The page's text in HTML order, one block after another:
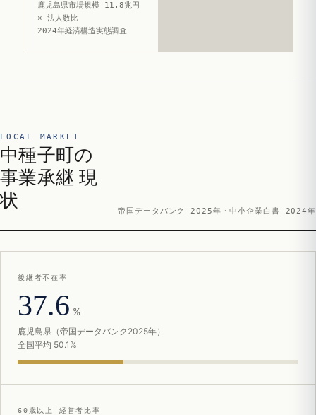
鹿児島県市場規模 11.8兆円
× 法人数比
2024年経済構造実態調査
LOCAL MARKET
中種子町の
事業承継 現
状
帝国データバンク 2025年・中小企業白書 2024年
後継者不在率
37.6 %
鹿児島県（帝国データバンク2025年）
全国平均 50.1%
60歳以上 経営者比率